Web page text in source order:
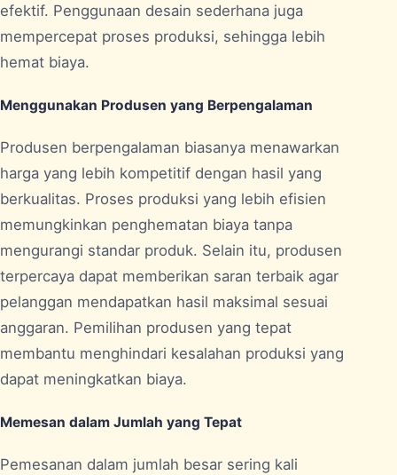
efektif. Penggunaan desain sederhana juga
mempercepat proses produksi, sehingga lebih
hemat biaya.
Menggunakan Produsen yang Berpengalaman
Produsen berpengalaman biasanya menawarkan
harga yang lebih kompetitif dengan hasil yang
berkualitas. Proses produksi yang lebih efisien
memungkinkan penghematan biaya tanpa
mengurangi standar produk. Selain itu, produsen
terpercaya dapat memberikan saran terbaik agar
pelanggan mendapatkan hasil maksimal sesuai
anggaran. Pemilihan produsen yang tepat
membantu menghindari kesalahan produksi yang
dapat meningkatkan biaya.
Memesan dalam Jumlah yang Tepat
Pemesanan dalam jumlah besar sering kali